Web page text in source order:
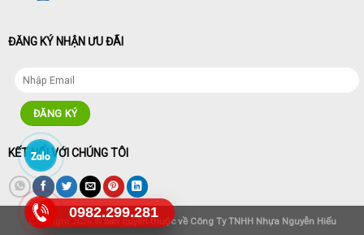
ĐĂNG KÝ NHẬN ƯU ĐÃI
KẾT NỐI VỚI CHÚNG TÔI
Copyright 2026 © bản quyền thuộc về Công Ty TNHH Nhựa Nguyễn Hiếu
0982.299.281